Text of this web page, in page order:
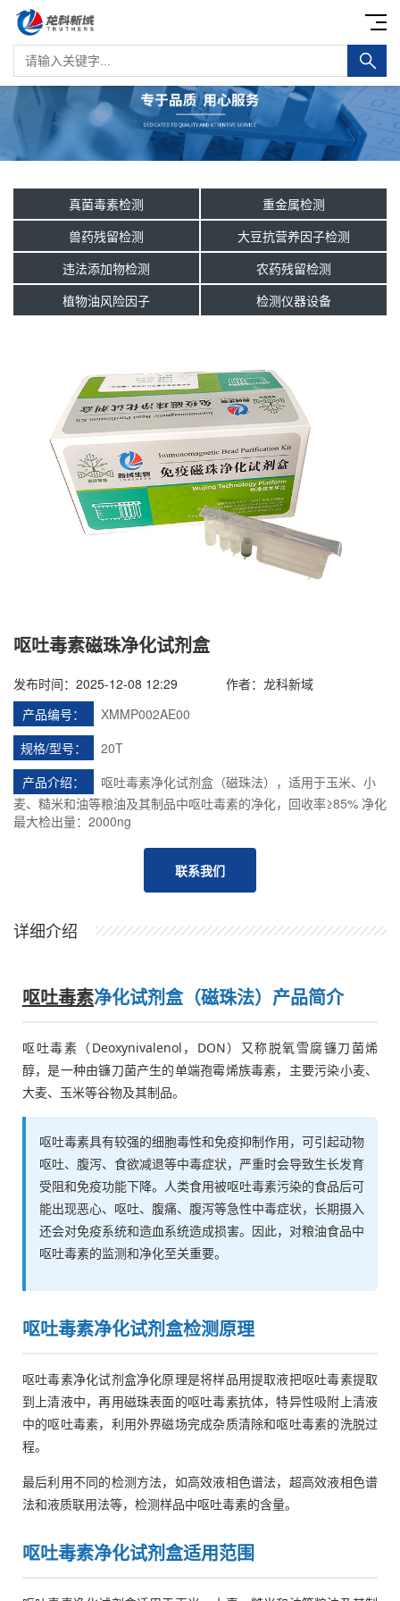
真菌毒素检测
重金属检测
兽药残留检测
大豆抗营养因子检测
违法添加物检测
农药残留检测
植物油风险因子
检测仪器设备
呕吐毒素磁珠净化试剂盒
发布时间：2025-12-08 12:29
作者：龙科新域
产品编号：
XMMP002AE00
规格/型号：
20T
产品介绍：
呕吐毒素净化试剂盒（磁珠法），适用于玉米、小
麦、糙米和油等粮油及其制品中呕吐毒素的净化，回收率≥85% 净化
最大检出量：2000ng
联系我们
详细介绍
呕吐毒素净化试剂盒（磁珠法）产品简介
呕吐毒素（Deoxynivalenol，DON）又称脱氧雪腐镰刀菌烯
醇，是一种由镰刀菌产生的单端孢霉烯族毒素，主要污染小麦、
大麦、玉米等谷物及其制品。
呕吐毒素具有较强的细胞毒性和免疫抑制作用，可引起动物
呕吐、腹泻、食欲减退等中毒症状，严重时会导致生长发育
受阻和免疫功能下降。人类食用被呕吐毒素污染的食品后可
能出现恶心、呕吐、腹痛、腹泻等急性中毒症状，长期摄入
还会对免疫系统和造血系统造成损害。因此，对粮油食品中
呕吐毒素的监测和净化至关重要。
呕吐毒素净化试剂盒检测原理
呕吐毒素净化试剂盒净化原理是将样品用提取液把呕吐毒素提取
到上清液中，再用磁珠表面的呕吐毒素抗体，特异性吸附上清液
中的呕吐毒素，利用外界磁场完成杂质清除和呕吐毒素的洗脱过
程。
最后利用不同的检测方法，如高效液相色谱法，超高效液相色谱
法和液质联用法等，检测样品中呕吐毒素的含量。
呕吐毒素净化试剂盒适用范围